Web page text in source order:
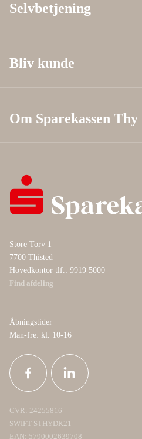
Selvbetjening
Bliv kunde
Om Sparekassen Thy
Store Torv 1
7700 Thisted
Hovedkontor tlf.: 9919 5000
Find afdeling
Åbningstider
Man-fre: kl. 10-16
CVR: 24255816
SWIFT STHYDK21
EAN: 5790002639708